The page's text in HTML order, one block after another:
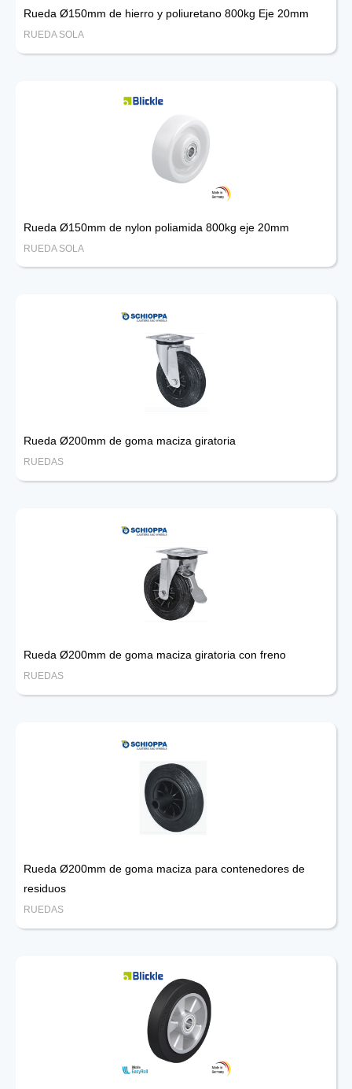
Rueda Ø150mm de hierro y poliuretano 800kg Eje 20mm
RUEDA SOLA
Rueda Ø150mm de nylon poliamida 800kg eje 20mm
RUEDA SOLA
Rueda Ø200mm de goma maciza giratoria
RUEDAS
Rueda Ø200mm de goma maciza giratoria con freno
RUEDAS
Rueda Ø200mm de goma maciza para contenedores de
residuos
RUEDAS